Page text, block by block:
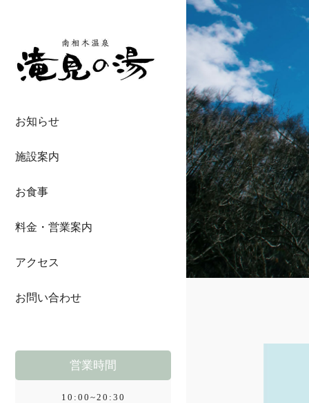
お知らせ
施設案内
お食事
料金・営業案内
アクセス
お問い合わせ
営業時間
10:00~20:30